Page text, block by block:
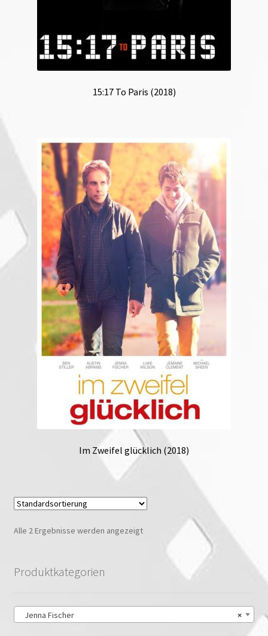
15:17 To Paris (2018)
Im Zweifel glücklich (2018)
Alle 2 Ergebnisse werden angezeigt
Produktkategorien
×
Jenna Fischer